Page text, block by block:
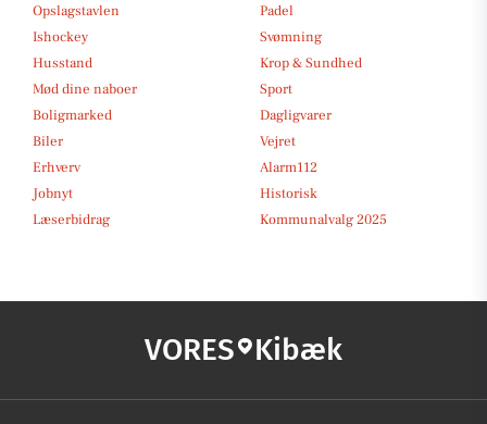
Opslagstavlen
Padel
Ishockey
Svømning
Husstand
Krop & Sundhed
Mød dine naboer
Sport
Boligmarked
Dagligvarer
Biler
Vejret
Erhverv
Alarm112
Jobnyt
Historisk
Læserbidrag
Kommunalvalg 2025
VORES Kibæk